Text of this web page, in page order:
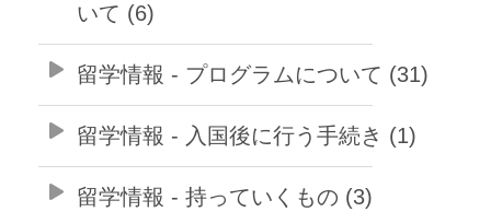
いて (6)
留学情報 - プログラムについて (31)
留学情報 - 入国後に行う手続き (1)
留学情報 - 持っていくもの (3)